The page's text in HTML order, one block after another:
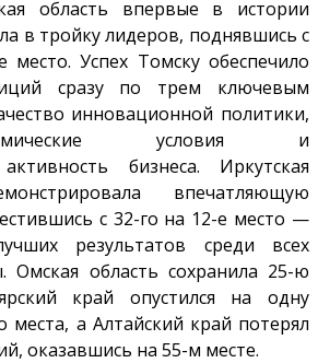
область впервые в истории
в тройку лидеров, поднявшись с
место. Успех Томску обеспечило
сразу по трем ключевым
инновационной политики,
условия и
бизнеса. Иркутская
впечатляющую
с 32-го на 12-е место —
результатов среди всех
Омская область сохранила 25-ю
край опустился на одну
места, а Алтайский край потерял
оказавшись на 55-м месте.